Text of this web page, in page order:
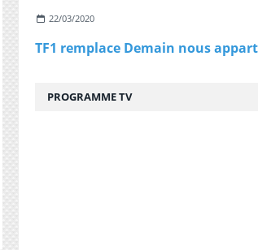
22/03/2020
PROGRAMME TV